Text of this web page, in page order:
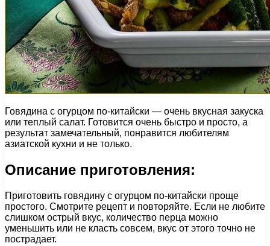
Говядина с огурцом по-китайски — очень вкусная закуска
или теплый салат. Готовится очень быстро и просто, а
результат замечательный, понравится любителям
азиатской кухни и не только.
Описание приготовления:
Приготовить говядину с огурцом по-китайски проще
простого. Смотрите рецепт и повторяйте. Если не любите
слишком острый вкус, количество перца можно
уменьшить или не класть совсем, вкус от этого точно не
пострадает.